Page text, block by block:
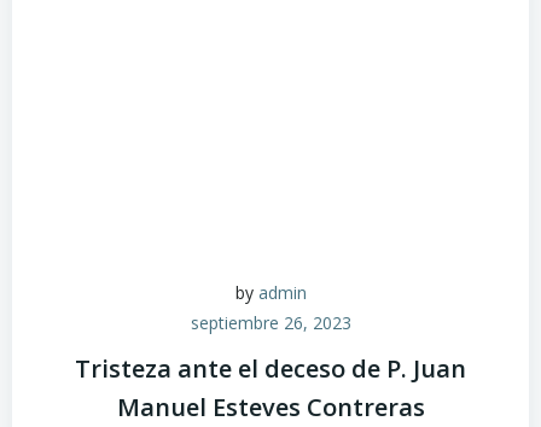
by admin
septiembre 26, 2023
Tristeza ante el deceso de P. Juan
Manuel Esteves Contreras